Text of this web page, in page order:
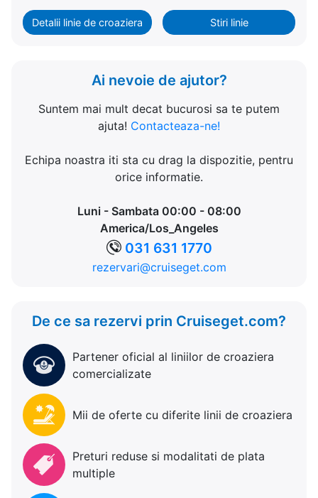
Detalii linie de croaziera Stiri linie
Ai nevoie de ajutor?
Suntem mai mult decat bucurosi sa te putem
ajuta! Contacteaza-ne!
Echipa noastra iti sta cu drag la dispozitie, pentru
orice informatie.
Luni - Sambata 00:00 - 08:00
America/Los_Angeles
031 631 1770
rezervari@cruiseget.com
De ce sa rezervi prin Cruiseget.com?
Partener oficial al liniilor de croaziera
comercializate
Mii de oferte cu diferite linii de croaziera
Preturi reduse si modalitati de plata
multiple